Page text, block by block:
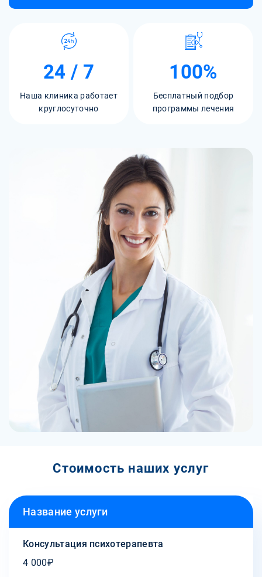
24 / 7
Наша клиника работает
круглосуточно
100%
Бесплатный подбор
программы лечения
Стоимость наших услуг
Название услуги
Консультация психотерапевта
4 000₽